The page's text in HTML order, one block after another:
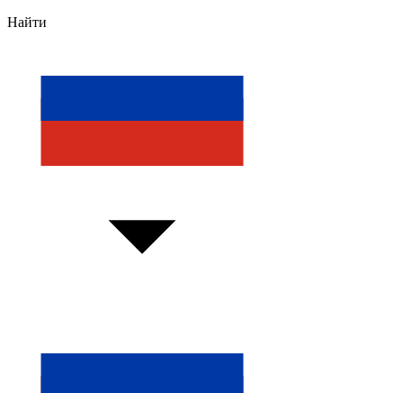
Найти